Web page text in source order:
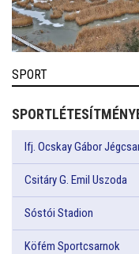
SPORT
Ifj. Ocskay Gábor
Csitáry G. Emil Uszoda
Sóstói Stadion
Köfém Sportcsarnok